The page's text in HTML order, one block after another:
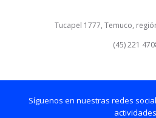
Tucapel 1777, Temuco,
(45) 221
Síguenos en nuestras redes